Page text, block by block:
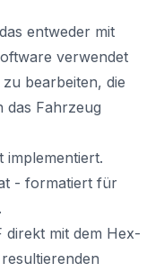
entweder mit
verwendet
bearbeiten, die
das Fahrzeug
implementiert.
- formatiert für
direkt mit dem Hex-